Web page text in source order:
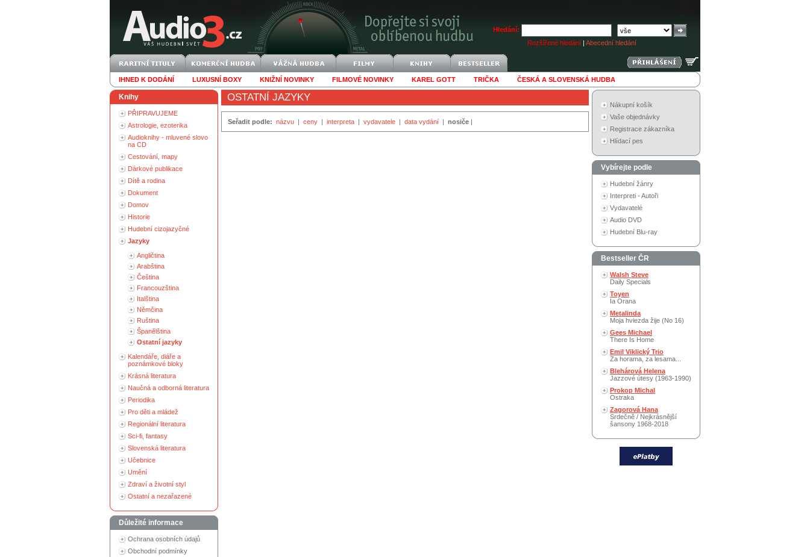
Hledání:
Rozšířené hledání | Abecední hledání
IHNED K DODÁNÍ LUXUSNÍ BOXY KNIŽNÍ NOVINKY FILMOVÉ NOVINKY KAREL GOTT TRIČKA ČESKÁ A SLOVENSKÁ HUDBA
Knihy
PŘIPRAVUJEME
Astrologie, ezoterika
Audioknihy - mluvené slovo
na CD
Cestování, mapy
Dárkové publikace
Dítě a rodina
Dokument
Domov
Historie
Hudební cizojazyčné
Jazyky
Angličtina
Arabština
Čeština
Francouzština
Italština
Němčina
Ruština
Španělština
Ostatní jazyky
Kalendáře, diáře a
poznámkové bloky
Krásná literatura
Naučná a odborná literatura
Periodika
Pro děti a mládež
Regionální literatura
Sci-fi, fantasy
Slovenská literatura
Učebnice
Umění
Zdraví a životní styl
Ostatní a nezařazené
Důležité informace
Ochrana osobních údajů
Obchodní podmínky
OSTATNÍ JAZYKY
Seřadit podle: názvu | ceny | interpreta | vydavatele | data vydání | nosiče |
Nákupní košík
Vaše objednávky
Registrace zákazníka
Hlídací pes
Vybírejte podle
Hudební žánry
Interpreti - Autoři
Vydavatelé
Audio DVD
Hudební Blu-ray
Bestseller ČR
Walsh Steve
Daily Specials
Toyen
Ia Orana
Metalinda
Moja hviezda žije (No 16)
Gees Michael
There Is Home
Emil Viklický Trio
Za horama, za lesama...
Blehárová Helena
Jazzové útesy (1963-1990)
Prokop Michal
Ostraka
Zagorová Hana
Srdečně / Nejkrásnější
šansony 1968-2018